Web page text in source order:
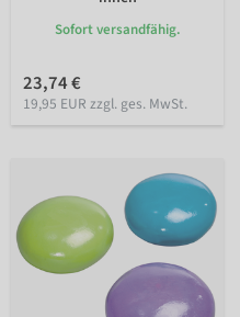
Sofort versandfähig.
23,74 €
19,95 EUR zzgl. ges. MwSt.